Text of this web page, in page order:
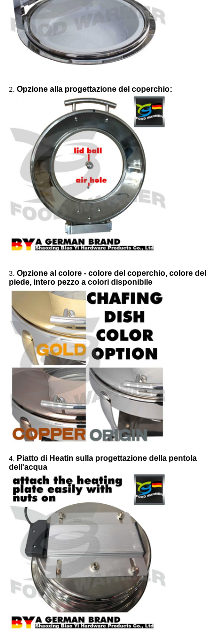
2. Opzione alla progettazione del coperchio:
3. Opzione al colore - colore del coperchio, colore del
piede, intero pezzo a colori disponibile
4. Piatto di Heatin sulla progettazione della pentola
dell'acqua